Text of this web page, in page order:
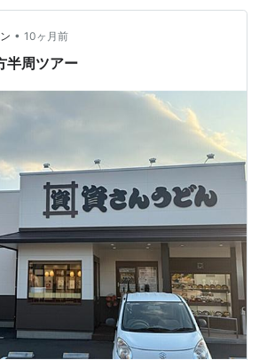
白石屋」（松江市玉湯町）さんの夕
泉・白石屋」（松江市玉湯町）さん
プロジェクションマッピングショ
• 10ヶ月前
半周ツアー